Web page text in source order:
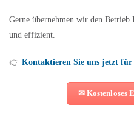
Gerne übernehmen wir den Betrieb
und effizient.
👉 Kontaktieren Sie uns jetzt für
✉ Kostenloses